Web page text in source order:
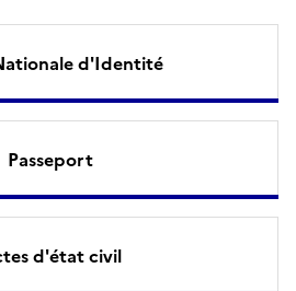
d'Identité
Passeport
d'état civil